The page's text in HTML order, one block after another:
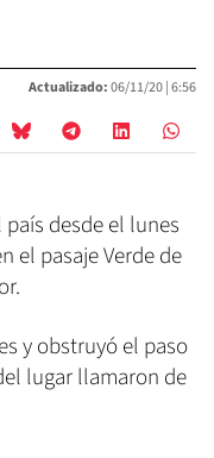
Actualizado:06/11/20 |6:56
desde el lunes
el pasaje Verde de
y obstruyó el paso
lugar llamaron de